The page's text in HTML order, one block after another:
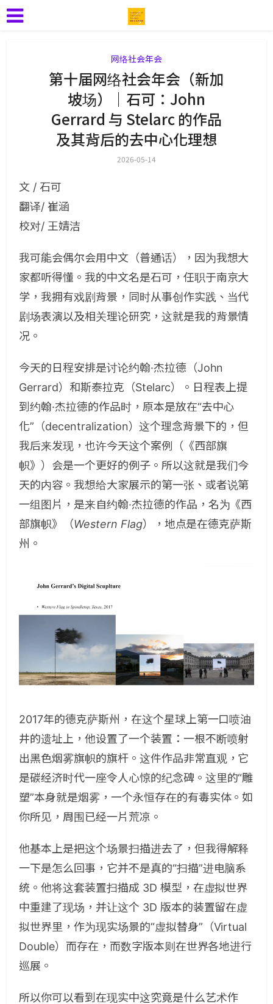
网络社会年会
第十届网络社会年会（新加
坡场）｜石可：John
Gerrard 与 Stelarc 的作品
及其背后的去中心化理想
2026-05-14
文 / 石可
翻译/ 崔涵
校对/ 王婧洁
我可能会偶尔会用中文（普通话），因为我想大
家都听得懂。我的中文名是石可，任职于南京大
学，我拥有戏剧背景，同时从事创作实践、当代
剧场表演以及相关理论研究，这就是我的背景情
况。
今天的日程安排是讨论约翰·杰拉德（John
Gerrard）和斯泰拉克（Stelarc）。日程表上提
到约翰·杰拉德的作品时，原本是放在“去中心
化”（decentralization）这个理念背景下的，但
我后来发现，也许今天这个案例（《西部旗
帜》）会是一个更好的例子。所以这就是我们今
天的内容。我想给大家展示的第一张、或者说第
一组图片，是来自约翰·杰拉德的作品，名为《西
部旗帜》（Western Flag），地点是在德克萨斯
州。
2017年的德克萨斯州，在这个星球上第一口喷油
井的遗址上，他设置了一个装置：一根不断喷射
出黑色烟雾旗帜的旗杆。这件作品非常直观，它
是碳经济时代一座令人心惊的纪念碑。这里的“雕
塑”本身就是烟雾，一个永恒存在的有毒实体。如
你所见，周围已经一片荒凉。
他基本上是把这个场景扫描进去了，但我得解释
一下是怎么回事，它并不是真的“扫描”进电脑系
统。他将这套装置扫描成 3D 模型，在虚拟世界
中重建了现场，并让这个 3D 版本的装置留在虚
拟世界里，作为现实场景的“虚拟替身”（Virtual
Double）而存在，而数字版本则在世界各地进行
巡展。
所以你可以看到在现实中这究竟是什么艺术作